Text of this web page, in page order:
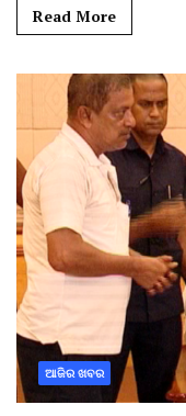
Read More
ଆଜିର ଖବର